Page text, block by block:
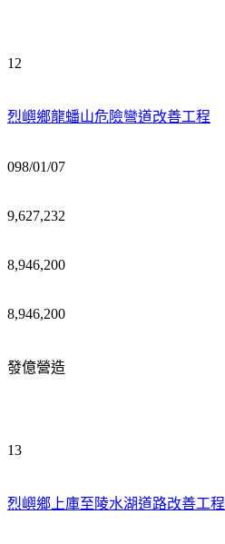
12
烈嶼鄉龍蟠山危險彎道改善工程
098/01/07
9,627,232
8,946,200
8,946,200
發億營造
13
烈嶼鄉上庫至陵水湖道路改善工程